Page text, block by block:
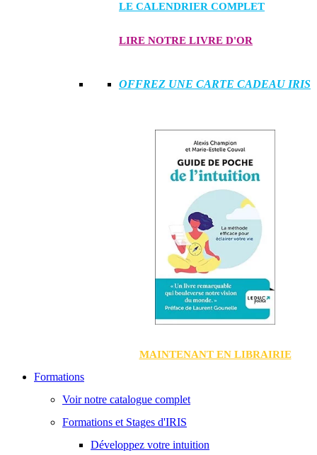
LE CALENDRIER COMPLET
LIRE NOTRE LIVRE D'OR
OFFREZ UNE CARTE CADEAU IRIS
MAINTENANT EN LIBRAIRIE
Formations
Voir notre catalogue complet
Formations et Stages d'IRIS
Développez votre intuition